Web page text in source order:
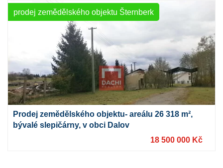
prodej zemědělského objektu Šternberk
Prodej zemědělského objektu- areálu 26 318 m²,
bývalé slepičárny, v obci Dalov
18 500 000 Kč